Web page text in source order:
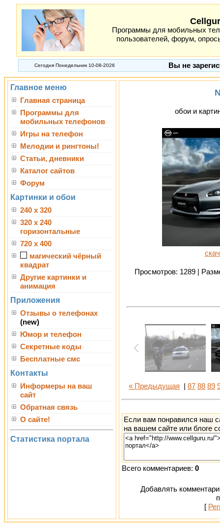
Программы для мобильных
пользователей, форум,
Сегодня Понедельник 10-08-2026 Вы не
Главное меню
Главная страница
Программы для
мобильных телефонов
Игры на телефон
Мелодии и рингтоны!
Статьи, дневники
Каталог сайтов
Форум
Картинки и обои
240 x 320
320 x 240
горизонтальные
720 x 400
магический чёрный
квадрат
Другие картинки и
анимация
Приложения
Отзывы о телефонах
(new)
Юмор и телефон
Секретные коды
Бесплатные смс
Контакты
Информеры на ваш
сайт
Обратная связь
О сайте!
Статистика портала
обои и
Просмотров: 1289 |
« Предыдущая 87 88 89
Если вам понравился наш
на вашем сайте или блоге
Всего комментариев: 0
Добавлять
[